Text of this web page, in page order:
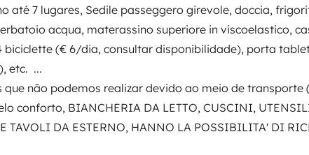
até 7 lugares, Sedile passeggero girevole, doccia,
acqua, materassino superiore in viscoelastico,
biciclette (€ 6/dia, consultar disponibilidade), porta
etc. ...
que não podemos realizar devido ao meio de transporte
conforto, BIANCHERIA DA LETTO, CUSCINI,
TAVOLI DA ESTERNO, HANNO LA POSSIBILITA' DI
Data de circulação
2000
Altura